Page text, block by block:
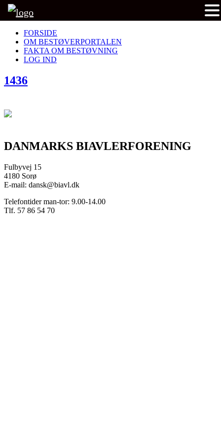
FORSIDE
OM BESTØVERPORTALEN
FAKTA OM BESTØVNING
LOG IND
1436
DANMARKS BIAVLERFORENING
Fulbyvej 15
4180 Sorø
E-mail: dansk@biavl.dk
Telefontider man-tor: 9.00-14.00
Tlf. 57 86 54 70